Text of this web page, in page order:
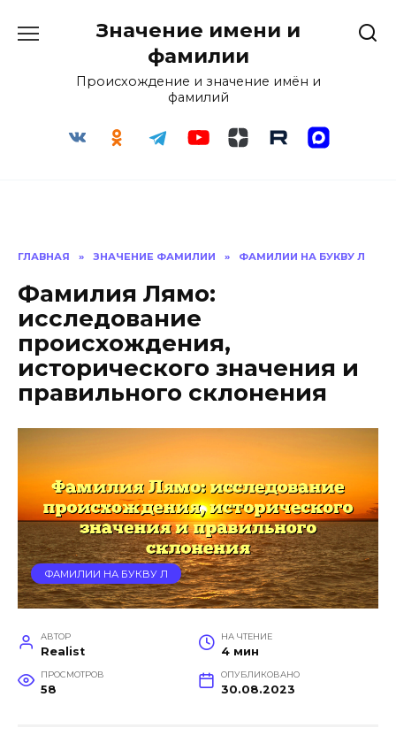
Значение имени и
фамилии
Происхождение и значение имён и
фамилий
ГЛАВНАЯ » ЗНАЧЕНИЕ ФАМИЛИИ » ФАМИЛИИ НА БУКВУ Л
Фамилия Лямо:
исследование
происхождения,
исторического значения и
правильного склонения
ФАМИЛИИ НА БУКВУ Л
АВТОР
Realist
НА ЧТЕНИЕ
4 мин
ПРОСМОТРОВ
58
ОПУБЛИКОВАНО
30.08.2023